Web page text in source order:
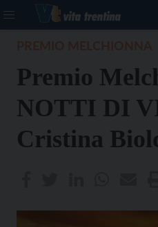
Premio
NOTTI DI
Cristina